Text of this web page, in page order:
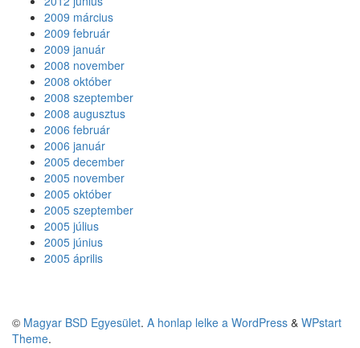
2009 március
2009 február
2009 január
2008 november
2008 október
2008 szeptember
2008 augusztus
2006 február
2006 január
2005 december
2005 november
2005 október
2005 szeptember
2005 július
2005 június
2005 április
© Magyar BSD Egyesület. A honlap lelke a WordPress & WPstart
Theme.